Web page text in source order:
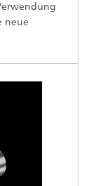
neue